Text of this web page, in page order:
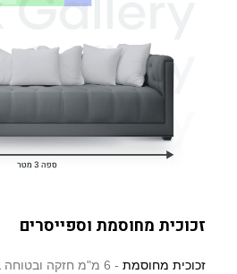
זכוכית מחוסמת וספייסרים
זכוכית מחוסמת
- 6 מ"מ חזקה